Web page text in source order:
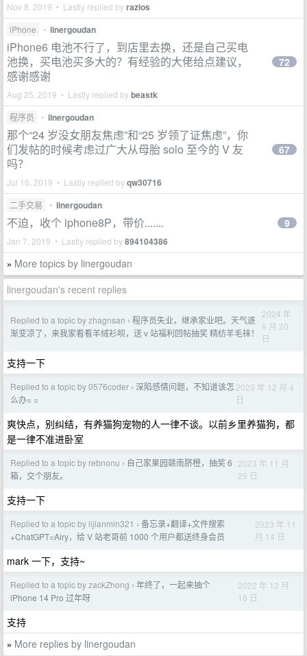
Nov 8, 2019 • Lastly replied byrazios
iPhone • linergoudan
iPhone6 电池不行了，到店里去换，还是自己买电
池换，买电池买多大的？有经验的大佬给点建议，
感谢感谢
Aug 25, 2019 • Lastly replied bybeastk
72
程序员 • linergoudan
那个“24 岁没女朋友焦虑”和“25 岁领了证焦虑”，你
们发帖的时候考虑过广大从母胎 solo 至今的 V 友
吗？
Jul 16, 2019 • Lastly replied byqw30716
67
二手交易 • linergoudan
不迫，收个 iphone8P，带价.......
Jan 7, 2019 • Lastly replied by894104386
9
» More topics by linergoudan
linergoudan's recent replies
Replied to a topic by zhagnsan › 程序员失业，继承家业吧。天气逐
渐变凉了，来我家看看羊绒衫呗，送 v 站福利回帖抽奖 精纺羊毛袜！
2024 年
9 月 20
日
支持一下
Replied to a topic by 0576coder › 深陷感情问题，不知道该怎
么办= =
2023 年 12 月 4
日
爽快点，别纠结，有养猫狗宠物的人一律不谈。以前乡里养猫狗，都
是一律不准进卧室
Replied to a topic by rebnonu › 自己家果园赣南脐橙，抽奖 6
箱，交个朋友。
2023 年 11 月
29 日
支持一下
Replied to a topic by lijianmin321 › 备忘录+翻译+文件搜索
+ChatGPT=Airy，给 V 站老哥前 1000 个用户都送终身会员
2023 年 11
月 14 日
mark 一下，支持~
Replied to a topic by zackZhong › 年终了，一起来抽个
iPhone 14 Pro 过年呀
2022 年 12 月
16 日
支持
» More replies by linergoudan